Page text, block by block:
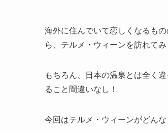
海外に住んでいて恋しくなるも
ら、テルメ・ウィーンを訪れてみ
もちろん、日本の温泉とは全く
ること間違いなし！
今回はテルメ・ウィーンがどんな